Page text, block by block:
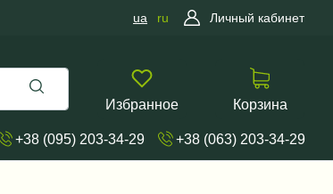
ua ru Личный кабинет
Избранное Корзина
+38 (095) 203-34-29 +38 (063) 203-34-29